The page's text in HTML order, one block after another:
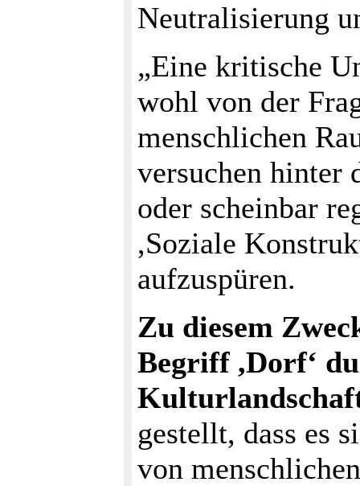
Neutralisierung
„Eine kritische
wohl von der
menschlichen
versuchen hinter
oder scheinbar
,Soziale
aufzuspüren.
Zu diesem
Begriff ,Dorf‘
gestellt, dass es
von